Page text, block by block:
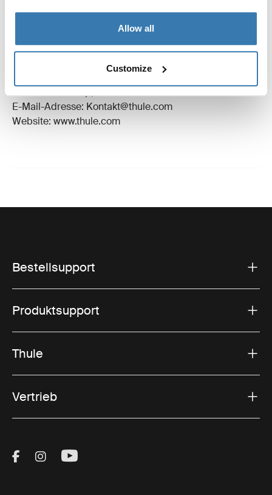
Allow all
Customize
Herstellungsinformationen
Eingetragenes Warenzeichen: Thule Schweden AB
Name des Herstellers: Thule Schweden
E-Mail-Adresse: Kontakt@thule.com
Website: www.thule.com
Bestellsupport
Produktsupport
Thule
Vertrieb
Visit Thule on Facebook (external link)
Visit Thule on Instagram (external link)
Visit Thule on Youtube (external